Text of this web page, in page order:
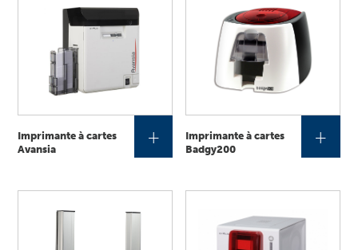
Imprimante à cartes
Avansia
+
Imprimante à cartes
Badgy200
+